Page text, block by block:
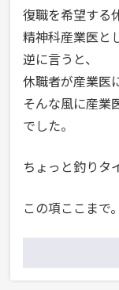
復職を希望する
精神科産業医と
逆に言うと、
休職者が産業医
そんな風に産業
でした。
ちょっと釣りタ
この項ここまで。